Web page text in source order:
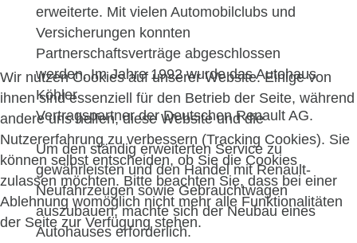
erweiterte. Mit vielen Automobilclubs und
Versicherungen konnten
Partnerschaftsverträge abgeschlossen
werden. Im Jahre 1992 wurde das Autohaus
Köhler
Vertragspartner der Deutschen Renault AG.
Um den ständig erweiterten Service zu
gewährleisten und den Handel mit Renault-
Neufahrzeugen sowie Gebrauchtwagen
auszubauen, machte sich der Neubau eines
Autohauses erforderlich.
Wir nutzen Cookies auf unserer Website. Einige von
ihnen sind essenziell für den Betrieb der Seite, während
andere uns helfen, diese Website und die
Nutzererfahrung zu verbessern (Tracking Cookies). Sie
können selbst entscheiden, ob Sie die Cookies
zulassen möchten. Bitte beachten Sie, dass bei einer
Ablehnung womöglich nicht mehr alle Funktionalitäten
der Seite zur Verfügung stehen.